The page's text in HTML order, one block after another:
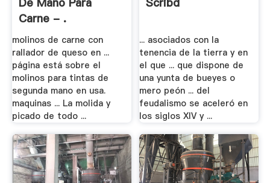
Carne - .
molinos de carne con
rallador de queso en ...
página está sobre el
molinos para tintas de
segunda mano en usa.
maquinas ... La molida y
picado de todo ...
... asociados con la
tenencia de la tierra y en
el que ... que dispone de
una yunta de bueyes o
mero peón ... del
feudalismo se aceleró en
los siglos XIV y ...